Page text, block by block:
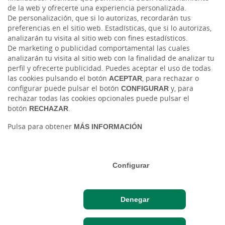
de la web y ofrecerte una experiencia personalizada.
De personalización, que si lo autorizas, recordarán tus
preferencias en el sitio web. Estadísticas, que si lo autorizas,
analizarán tu visita al sitio web con fines estadísticos.
De marketing o publicidad comportamental las cuales
analizarán tu visita al sitio web con la finalidad de analizar tu
perfil y ofrecerte publicidad. Puedes aceptar el uso de todas
las cookies pulsando el botón ACEPTAR, para rechazar o
configurar puede pulsar el botón CONFIGURAR y, para
rechazar todas las cookies opcionales puede pulsar el
botón RECHAZAR.
Pulsa para obtener MÁS INFORMACIÓN
Configurar
Denegar
LinkedIn
Cambio de moneda Global Exchange